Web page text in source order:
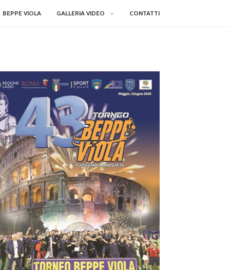
BEPPE VIOLA GALLERIA VIDEO CONTATTI